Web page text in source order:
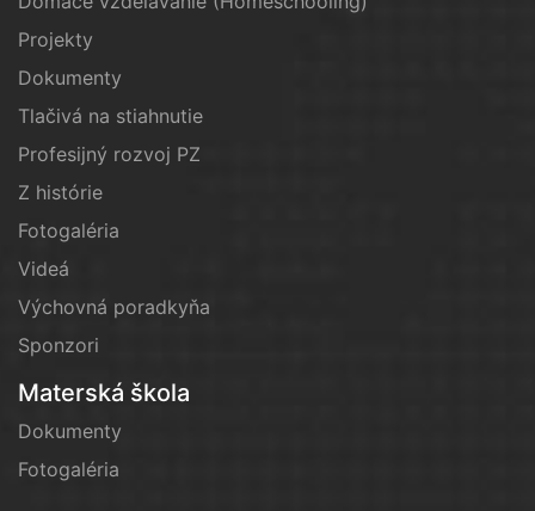
Projekty
Dokumenty
Tlačivá na stiahnutie
Profesijný rozvoj PZ
Z histórie
Fotogaléria
Videá
Výchovná poradkyňa
Sponzori
Materská škola
Dokumenty
Fotogaléria